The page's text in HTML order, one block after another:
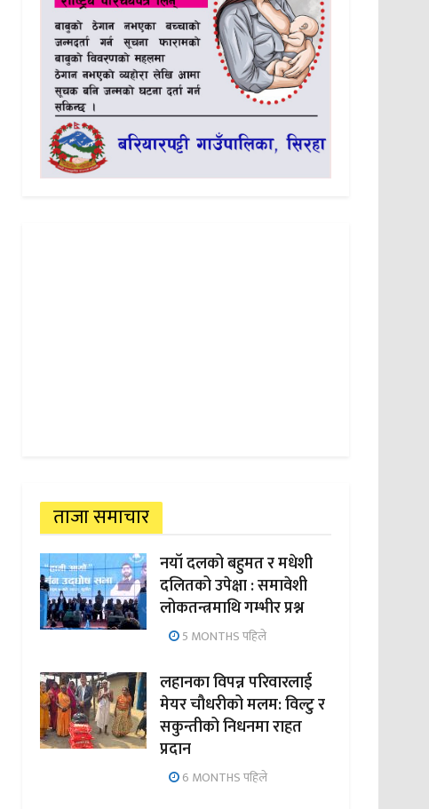
ताजा समाचार
नयाँ दलको बहुमत र मधेशी
दलितको उपेक्षा : समावेशी
लोकतन्त्रमाथि गम्भीर प्रश्न
5 MONTHS पहिले
लहानका विपन्न परिवारलाई
मेयर चौधरीको मलम: विल्टु र
सकुन्तीको निधनमा राहत
प्रदान
6 MONTHS पहिले